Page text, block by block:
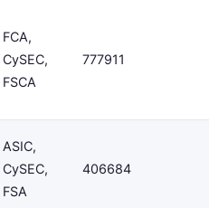
FCA,
CySEC,
FSCA
777911
ASIC,
CySEC,
FSA
406684